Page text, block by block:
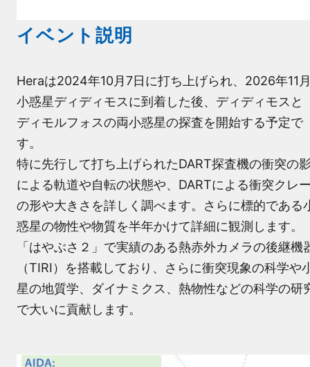
イベント説明
Heraは2024年10月7日に打ち上げられ、2026年11
小惑星ディディモスに到着した後、ディディモスと
ディモルフォスの両小惑星の探査を開始する予定で
す。
特に先行して打ち上げられたDART探査機の衝突の
による軌道や自転の状態や、DARTによる衝突クレ
の形や大きさを詳しく調べます。さらに標的である
惑星の物性や物質を半年かけて詳細に観測します。
「はやぶさ２」で実績のある熱赤外カメラの後継機
（TIRI）を搭載しており、さらに衝突現象の科学や
星の地質学、ダイナミクス、熱物性などの科学の研
で大いに貢献します。